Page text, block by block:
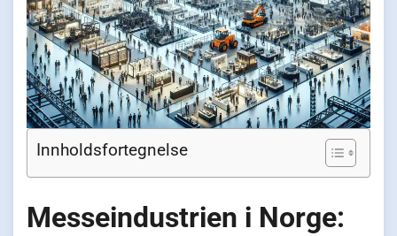
Innholdsfortegnelse
Messeindustrien i Norge: